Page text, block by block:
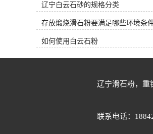
汽运和海运等物流运输十分便利。 辽
里储藏有白度高、纯度高、品质优的
滑石和白云石以及方解石等非金属矿
产品系列矿石原矿。系列矿石经雷
磨粉机加工进行细度分级以后可以
粉机高转数加工分级以后可以生产
和纯度高的矿石经制砂机可以生产
里左右，紧邻鲅鱼圈港和大连港，汽
运和海运等物流运输非常便利。辽宁
海城有着滑石之乡的美称，这里储
有白度高、纯度高、品质优的滑石和
白云石以及方解石等非金属矿产品
列矿石原矿。系列矿石经雷蒙磨粉
目-800目的粉体；矿石如果采用目前
市场常用的超细粉碎设备气流磨粉机
石等原矿进行筛选以后采用白度和
辽宁白云石砂的规格分类
存放煅烧滑石粉要满足哪些环境条
如何使用白云石粉
辽宁滑石粉，重
联系电话：